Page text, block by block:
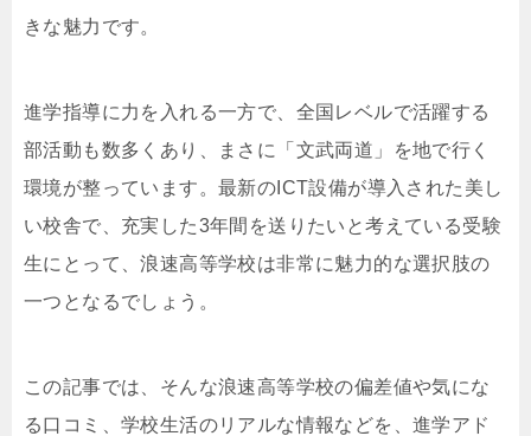
きな魅力です。
進学指導に力を入れる一方で、全国レベルで活躍する
部活動も数多くあり、まさに「文武両道」を地で行く
環境が整っています。最新のICT設備が導入された美し
い校舎で、充実した3年間を送りたいと考えている受験
生にとって、浪速高等学校は非常に魅力的な選択肢の
一つとなるでしょう。
この記事では、そんな浪速高等学校の偏差値や気にな
る口コミ、学校生活のリアルな情報などを、進学アド